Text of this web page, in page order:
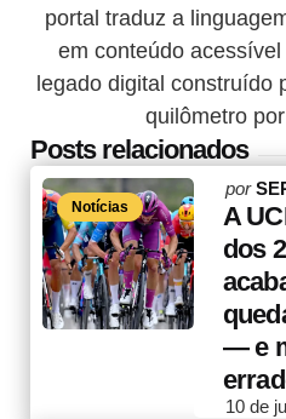
Posts relacionados
Notícias
Posted
by
por
A
dos
— e
10 de
portal traduz a
em conteúdo
legado digital construído
quilômetro